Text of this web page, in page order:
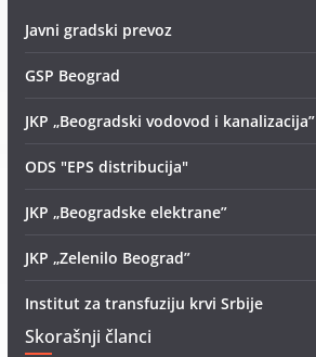
Javni gradski prevoz
GSP Beograd
JKP „Beogradski vodovod i kanalizacija”
ODS "EPS distribucija"
JKP „Beogradske elektrane”
JKP „Zelenilo Beograd”
Institut za transfuziju krvi Srbije
Skorašnji članci